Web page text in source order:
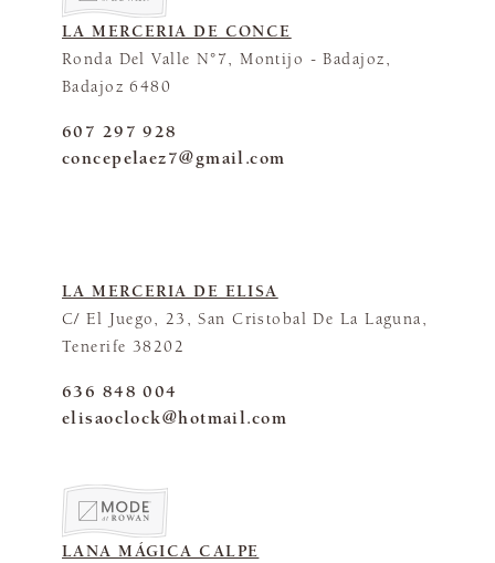
LA MERCERIA DE CONCE
Ronda Del Valle N°7, Montijo - Badajoz,
Badajoz 6480
607 297 928
concepelaez7@gmail.com
LA MERCERIA DE ELISA
C/ El Juego, 23, San Cristobal De La Laguna,
Tenerife 38202
636 848 004
elisaoclock@hotmail.com
LANA MÁGICA CALPE